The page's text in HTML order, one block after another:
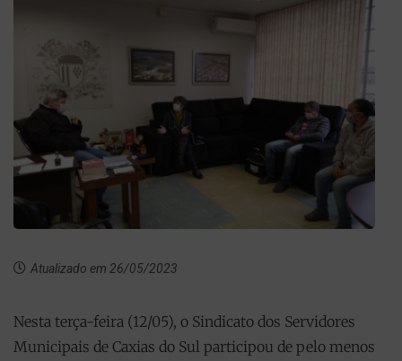
Atualizado em 26/05/2023
Nesta terça-feira (12/05), o Sindicato dos Servidores
Municipais de Caxias do Sul participou de pelo menos